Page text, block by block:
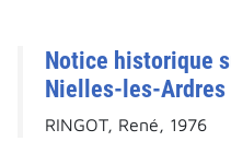
Notice historique
Nielles-les-
RINGOT, René, 1976